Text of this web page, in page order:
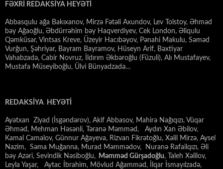
FƏXRİ REDAKSİYA HEYƏTİ
Abbasqulu ağa Bakıxanov, Mirzə Fətəli Axundov, Lev Tolstoy, Əhməd
bəy Ağaoğlu, Əbdürrəhim bəy Haqverdiyev, Cek London, Əliqulu
Qəmküsar, Vintsas Kreve, Üzeyir Hacıbəyov, Pənahi Makulu, Səməd
Vurğun, Şəhriyar, Bayram Bayramov, Hüseyn Arif, Bəxtiyar
Vahabzadə, Cabir Novruz, İldırım Əkbəroğlu (Füzuli), Alı Mustafayev,
Mustafa Müseyiboğlu, Ülvi Bünyadzadə…
REDAKSİYA HEYƏTİ
Ayətxan Ziyad (İsgəndərov), Akif Abbasov, Mahirə Nağıqızı, Vüqar
Əhməd, Mehman Həsənli, Təranə Məmməd, Aydın Xan Əbilov,
Kamal Camalov, Günnur Ağayeva, Rizvan Fikrətoğlu, Xəlil Mirzə, Aysel
Nazim, Səma Muğanna, Murad Məmmədov, Nuranə Rafailqızı, Əli
bəy Azəri, Sevindik Nəsiboğlu, Məmməd Gürşadoğlu, Taleh Xəlilov,
Leyla Yaşar, Aytac İbrahim, Mövlud Ağamməd, İlqar İsmayılzadə,